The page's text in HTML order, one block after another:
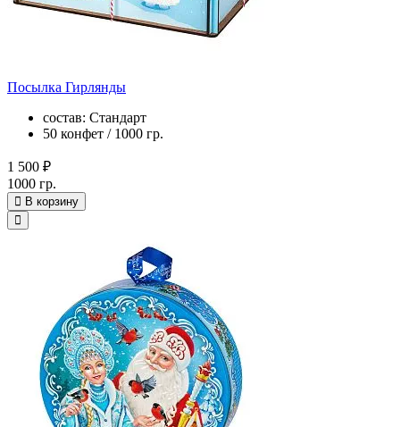
Посылка Гирлянды
состав: Стандарт
50 конфет / 1000 гр.
1 500 ₽
1000 гр.
В корзину